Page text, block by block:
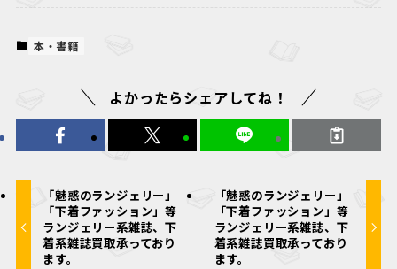
本・書籍
よかったらシェアしてね！
「魅惑のランジェリー」
「下着ファッション」等
ランジェリー系雑誌、下
着系雑誌買取承っており
ます。
「魅惑のランジェリー」
「下着ファッション」等
ランジェリー系雑誌、下
着系雑誌買取承っており
ます。